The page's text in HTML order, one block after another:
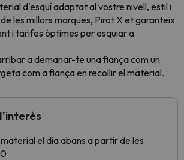
d'esquí adaptat al vostre nivell, estil i
les millors marques, Pirot X et garanteix
i tarifes òptimes per esquiar a
a demanar-te una fiança com un
com a fiança en recollir el material.
el dia abans a partir de les